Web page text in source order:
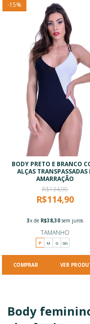
-15%
BODY PRETO E BRANCO
ALÇAS TRANSPASSADAS
AMARRAÇÃO
R$134,90
R$114,90
3x de R$38,30sem juros
TAMANHO
P M G GG
VER
Body